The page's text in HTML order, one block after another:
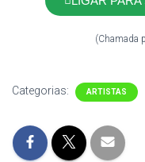
(Chamada
Categorias: ARTISTAS